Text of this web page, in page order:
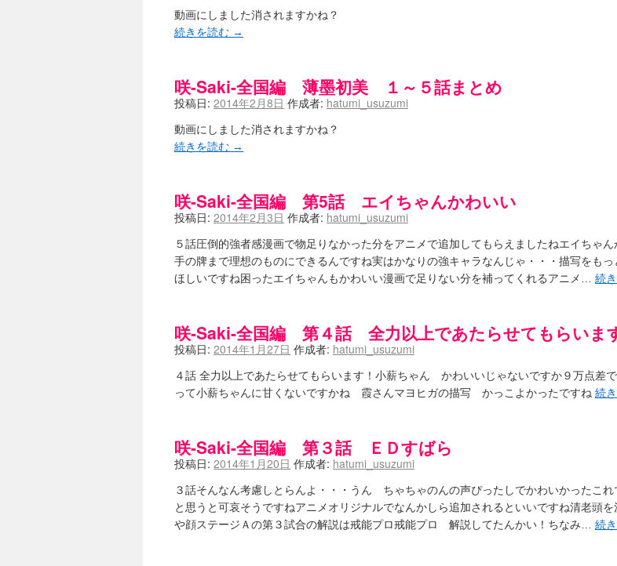
咲-Saki-の舞台が特定されたら、行くしかないでしょ / ブログを引っ越ししました
りりーがーる（仮） / 虎姫 カラオケ編っぽい小ネタ
洋榎-youka- / お知らせ
オレのぞん / 咲さんのお誕生日です （ギリギリ） (14:58)
飛鳥の巣 - 咲-Saki- / 咲キャラがギタリストだったら...【風越編】 (15:06)
遊び半分 / もうすぐ８月も終わり (16:03)
咲-Saki-ほんだし / 咲-Saki- 第128局 「涼風」 感想
咲-Saki-麻雀録 / 台風に強そうな咲キャラ
咲-Saki-のてきとう考察 - 咲-Saki- / 記事紹介：書け麻に参加でさっそく負けましたｗ
嶺上かいほー - 咲-saki- / (7/1日分)dreamscapeが更新していました
白い物置 / 咲-Saki- Best Album ～Anthology～を買いました (00:24)
らぎこのだらだら日記帳 - 咲 -saki- / 咲アンテナ杯お疲れ様でした(半ギレ) (14:18)
考える凡人 / [咲-Saki-]姉帯豊音の能力考察―暦占という仮説― (04:47)
幸咲良し / コメ返しその他 (08:27)
咲の仮blog / 和ちゃん (12:02)
読んだらそのままトイレで流して / 【今週の末原ちゃん】咲-Saki- 全国編 第13局 (03:30)
世紀末麻雀ブログ-じゃんキチ！ / 【咲-saki-】穏乃の良さを俺が「あ」から順に解説していくッ！
音楽と、人生と、 咲-saki-と。 - 咲-Saki- / こっそり休止、こっそり再開
ぐりーん哩 - 咲-Saki- / ネリー「ネリーはお金が要るの」 (15:00)
花鳥風月 - 咲-Saki- / やえたんイェイ～ (06:09)
電波天文学 - 咲-Saki- / BOOTH (15:19)
Powered by livedoor 相互RSS
動画にしました消されますかね？
続きを読む →
咲-Saki-全国編 薄墨初美 １～５話まとめ
投稿日: 2014年2月8日 作成者: hatumi_usuzumi
動画にしました消されますかね？
続きを読む →
咲-Saki-全国編 第5話 エイちゃんかわいい
投稿日: 2014年2月3日 作成者: hatumi_usuzumi
５話圧倒的強者感漫画で物足りなかった分をアニメで追加してもらえましたねエイちゃん
手の牌まで理想のものにできるんですね実はかなりの強キャラなんじゃ・・・描写をもっ
ほしいですね困ったエイちゃんもかわいい漫画で足りない分を補ってくれるアニメ… 続
咲-Saki-全国編 第４話 全力以上であたらせてもらいま
投稿日: 2014年1月27日 作成者: hatumi_usuzumi
４話 全力以上であたらせてもらいます！小薪ちゃん かわいいじゃないですか９万点差
って小薪ちゃんに甘くないですかね 霞さんマヨヒガの描写 かっこよかったですね 続
咲-Saki-全国編 第３話 ＥＤすばら
投稿日: 2014年1月20日 作成者: hatumi_usuzumi
３話そんなん考慮しとらんよ・・・うん ちゃちゃのんの声ぴったしでかわいかったこれ
と思うと可哀そうですねアニメオリジナルでなんかしら追加されるといいですね清老頭
や顔ステージＡの第３試合の解説は戒能プロ戒能プロ 解説してたんかい！ちなみ… 続